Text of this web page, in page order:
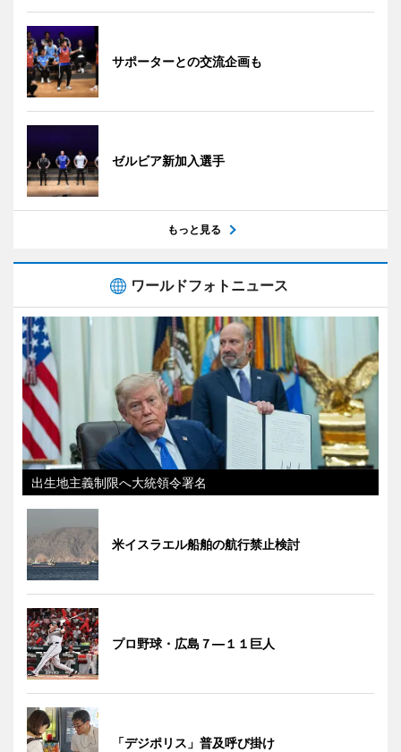
サポーターとの交流企画も
ゼルビア新加入選手
もっと見る
ワールドフォトニュース
出生地主義制限へ大統領令署名
米イスラエル船舶の航行禁止検討
プロ野球・広島７―１１巨人
「デジポリス」普及呼び掛け